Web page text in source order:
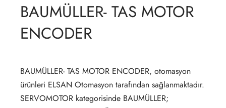
BAUMÜLLER- TAS MOTOR
ENCODER
BAUMÜLLER- TAS MOTOR ENCODER, otomasyon
ürünleri ELSAN Otomasyon tarafından sağlanmaktadır.
SERVOMOTOR kategorisinde BAUMÜLLER;